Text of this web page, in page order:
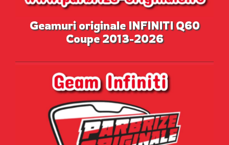
Geamuri originale INFINITI Q60
Coupe 2013-2026